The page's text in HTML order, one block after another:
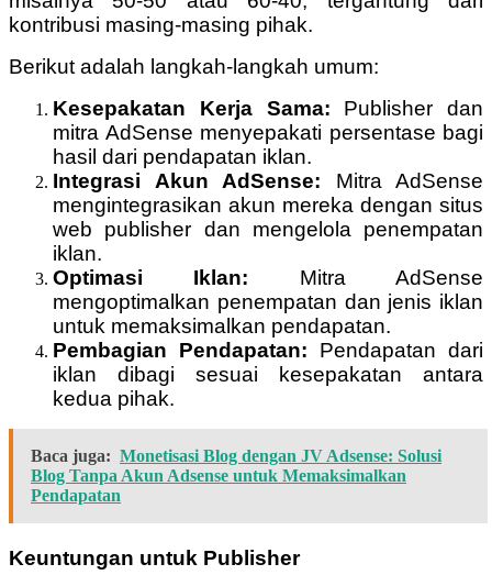
kontribusi masing-masing pihak.
Berikut adalah langkah-langkah umum:
Kesepakatan Kerja Sama: Publisher dan
mitra AdSense menyepakati persentase bagi
hasil dari pendapatan iklan.
Integrasi Akun AdSense: Mitra AdSense
mengintegrasikan akun mereka dengan situs
web publisher dan mengelola penempatan
iklan.
Optimasi Iklan: Mitra AdSense
mengoptimalkan penempatan dan jenis iklan
untuk memaksimalkan pendapatan.
Pembagian Pendapatan: Pendapatan dari
iklan dibagi sesuai kesepakatan antara
kedua pihak.
Baca juga: Monetisasi Blog dengan JV Adsense: Solusi
Blog Tanpa Akun Adsense untuk Memaksimalkan
Pendapatan
Keuntungan untuk Publisher